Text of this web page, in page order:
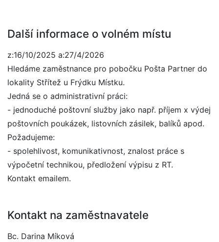
Další informace o volném místu
z:16/10/2025 a:27/4/2026
Hledáme zaměstnance pro pobočku Pošta Partner do
lokality Střítež u Frýdku Místku.
Jedná se o administrativní práci:
- jednoduché poštovní služby jako např. příjem x výdej
poštovních poukázek, listovních zásilek, balíků apod.
Požadujeme:
- spolehlivost, komunikativnost, znalost práce s
výpočetní technikou, předložení výpisu z RT.
Kontakt emailem.
Kontakt na zaměstnavatele
Bc. Darina Míková